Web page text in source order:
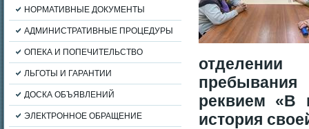
НОРМАТИВНЫЕ ДОКУМЕНТЫ
АДМИНИСТРАТИВНЫЕ ПРОЦЕДУРЫ
ОПЕКА И ПОПЕЧИТЕЛЬСТВО
ЛЬГОТЫ И ГАРАНТИИ
ДОСКА ОБЪЯВЛЕНИЙ
ЭЛЕКТРОННОЕ ОБРАЩЕНИЕ
реквием «В
история